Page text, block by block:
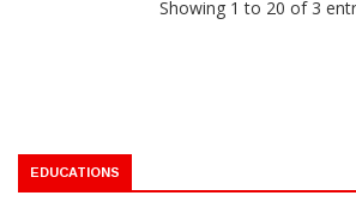
Showing 1 to 20 of 3
EDUCATIONS